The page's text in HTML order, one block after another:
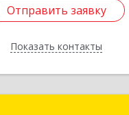
Отправить заявку
Показать контакты
Отправить заявку
Назад